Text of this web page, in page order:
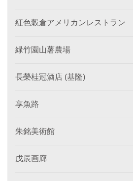
紅色穀倉アメリカンレストラン
緑竹園山薯農場
長榮桂冠酒店 (基隆)
享魚路
朱銘美術館
戊辰画廊